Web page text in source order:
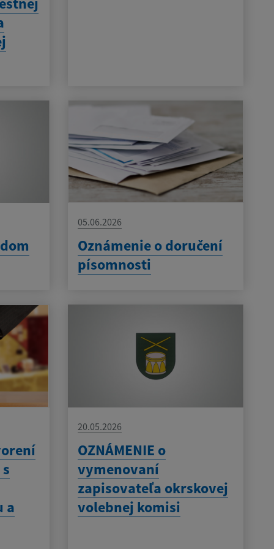
05.06.2026
Oznámenie o doručení
písomnosti
a
20.05.2026
OZNÁMENIE o
vymenovaní
zapisovateľa okrskovej
volebnej komisi